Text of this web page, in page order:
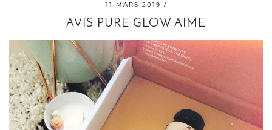
11 MARS 2019
AVIS PURE GLOW AIME